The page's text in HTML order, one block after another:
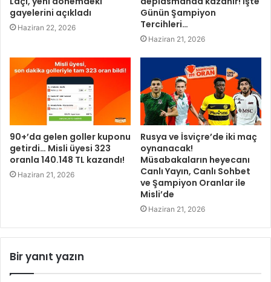
gayelerini açıkladı
Haziran 22, 2026
Günün Şampiyon
Tercihleri…
Haziran 21, 2026
90+’da gelen goller kuponu
getirdi… Misli üyesi 323
oranla 140.148 TL kazandı!
Haziran 21, 2026
Rusya ve İsviçre’de iki maç
oynanacak!
Müsabakaların heyecanı
Canlı Yayın, Canlı Sohbet
ve Şampiyon Oranlar ile
Misli’de
Haziran 21, 2026
Bir yanıt yazın